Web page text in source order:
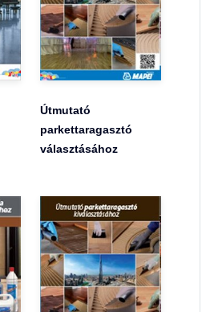
Útmutató
parkettaragasztó
választásához